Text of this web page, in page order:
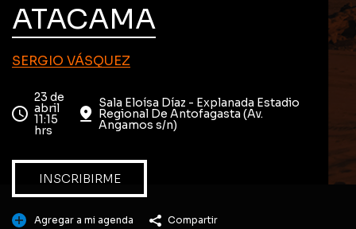
ATACAMA
SERGIO VÁSQUEZ
23 de
abril
11:15
hrs
Sala Eloísa Díaz - Explanada Estadio
Regional De Antofagasta (Av.
Angamos s/n)
INSCRIBIRME
Agregar a mi agenda Compartir